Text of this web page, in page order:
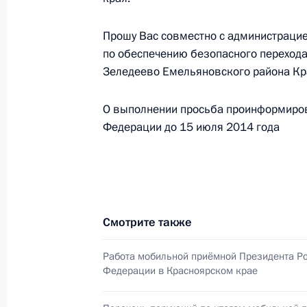
30 июня 2014 года, 21:25
Совместный личный приём
Федерации по приёму граждан
30 июня 2014 года, 17:18
Прошу Вас совместно с
по обеспечению безопасного
Зеледеево Емельяновского района
О выполнении просьба
Федерации до 15 июля 2014 года
Смотрите также
Работа мобильной приёмной Президента
Федерации в Красноярском крае